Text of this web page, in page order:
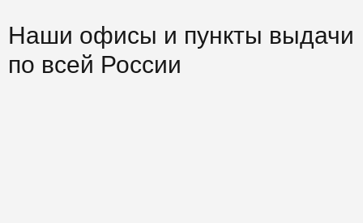
Наши офисы и пункты выдачи
по всей России